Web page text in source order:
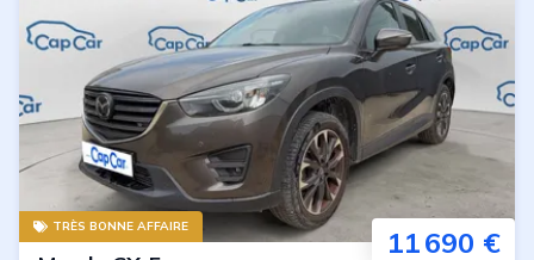
TRÈS BONNE AFFAIRE 11 690 €